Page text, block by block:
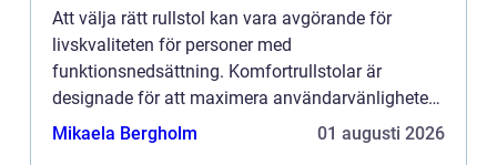
Att välja rätt rullstol kan vara avgörande för
livskvaliteten för personer med
funktionsnedsättning. Komfortrullstolar är
designade för att maximera användarvänligheten
och komforten för personer...
Mikaela Bergholm 01 augusti 2026